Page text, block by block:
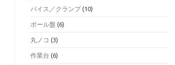
バイス／クランプ(10)
ボール盤 (6)
丸ノコ (3)
作業台 (6)